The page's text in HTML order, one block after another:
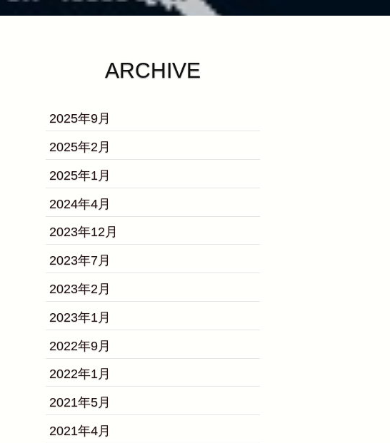
ARCHIVE
2025年9月
2025年2月
2025年1月
2024年4月
2023年12月
2023年7月
2023年2月
2023年1月
2022年9月
2022年1月
2021年5月
2021年4月